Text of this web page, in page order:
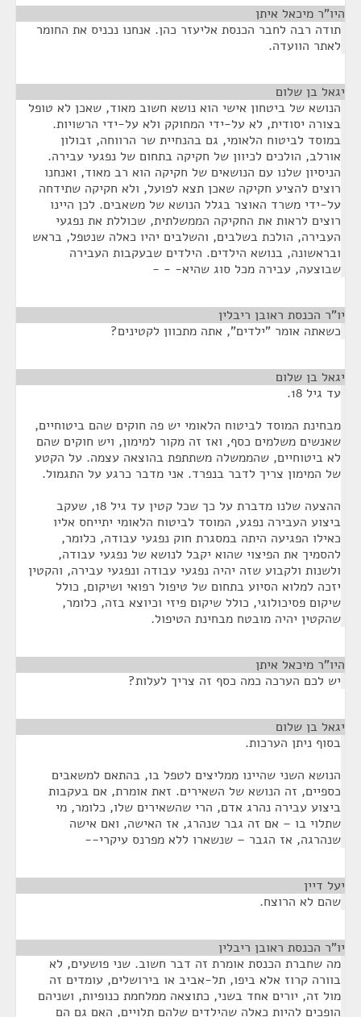
היו"ר מיכאל איתן
תודה רבה לחבר הכנסת אליעזר כהן. אנחנו נכניס את החומר
לאתר הוועדה.
יגאל בן שלום
הנושא של ביטחון אישי הוא נושא חשוב מאוד, שאכן לא טופל
בצורה יסודית, לא על-ידי המחוקק ולא על-ידי הרשויות.
במוסד לביטוח הלאומי, גם בהנחיית שר הרווחה, זבולון
אורלב, הולכים לכיוון של חקיקה בתחום של נפגעי עבירה.
הניסיון שלנו עם הנושאים של חקיקה הוא רב מאוד, ואנחנו
רוצים להציע חקיקה שאכן תצא לפועל, ולא חקיקה שתידחה
על-ידי משרד האוצר בגלל הנושא של משאבים. לכן היינו
רוצים לראות את החקיקה הממשלתית, שכוללת את נפגעי
העבירה, הולכת בשלבים, והשלבים יהיו כאלה שנטפל, בראש
ובראשונה, בנושא הילדים. הילדים שבעקבות העבירה
שבוצעה, עבירה מכל סוג שהיא- - -
יו"ר הכנסת ראובן ריבלין
כשאתה אומר "ילדים", אתה מתכוון לקטינים?
יגאל בן שלום
עד גיל 18.
מבחינת המוסד לביטוח הלאומי יש פה חוקים שהם ביטוחיים,
שאנשים משלמים כסף, ואז זה מקור למימון, ויש חוקים שהם
לא ביטוחיים, שהממשלה משתתפת בהוצאה עצמה. על הקטע
של המימון צריך לדבר בנפרד. אני מדבר כרגע על התגמול.
ההצעה שלנו מדברת על כך שכל קטין עד גיל 18, שעקב
ביצוע העבירה נפגע, המוסד לביטוח הלאומי יתייחס אליו
כאילו הפגיעה היתה במסגרת חוק נפגעי עבודה, כלומר,
להסמיך את הפיצוי שהוא יקבל לנושא של נפגעי עבודה,
ולשנות ולקבוע שזה יהיה נפגעי עבודה ונפגעי עבירה, והקטין
יזכה למלוא הסיוע בתחום של טיפול רפואי ושיקום, כולל
שיקום פסיכולוגי, כולל שיקום פיזי וכיוצא בזה, כלומר,
שהקטין יהיה מובטח מבחינת הטיפול.
היו"ר מיכאל איתן
יש לכם הערכה כמה כסף זה צריך לעלות?
יגאל בן שלום
בסוף ניתן הערכות.
הנושא השני שהיינו ממליצים לטפל בו, בהתאם למשאבים
כספיים, זה הנושא של השאירים. זאת אומרת, אם בעקבות
ביצוע עבירה נהרג אדם, הרי שהשאירים שלו, כלומר, מי
שתלוי בו – אם זה גבר שנהרג, אז האישה, ואם אישה
שנהרגה, אז הגבר – שנשארו ללא מפרנס עיקרי--
יעל דיין
שהם לא הרוצח.
יו"ר הכנסת ראובן ריבלין
מה שחברת הכנסת אומרת זה דבר חשוב. שני פושעים, לא
בוורה קרוז אלא ביפו, תל-אביב או בירושלים, עומדים זה
מול זה, יורים אחד בשני, כתוצאה ממלחמת כנופיות, ושניהם
הופכים להיות כאלה שהילדים שלהם תלויים, האם גם הם